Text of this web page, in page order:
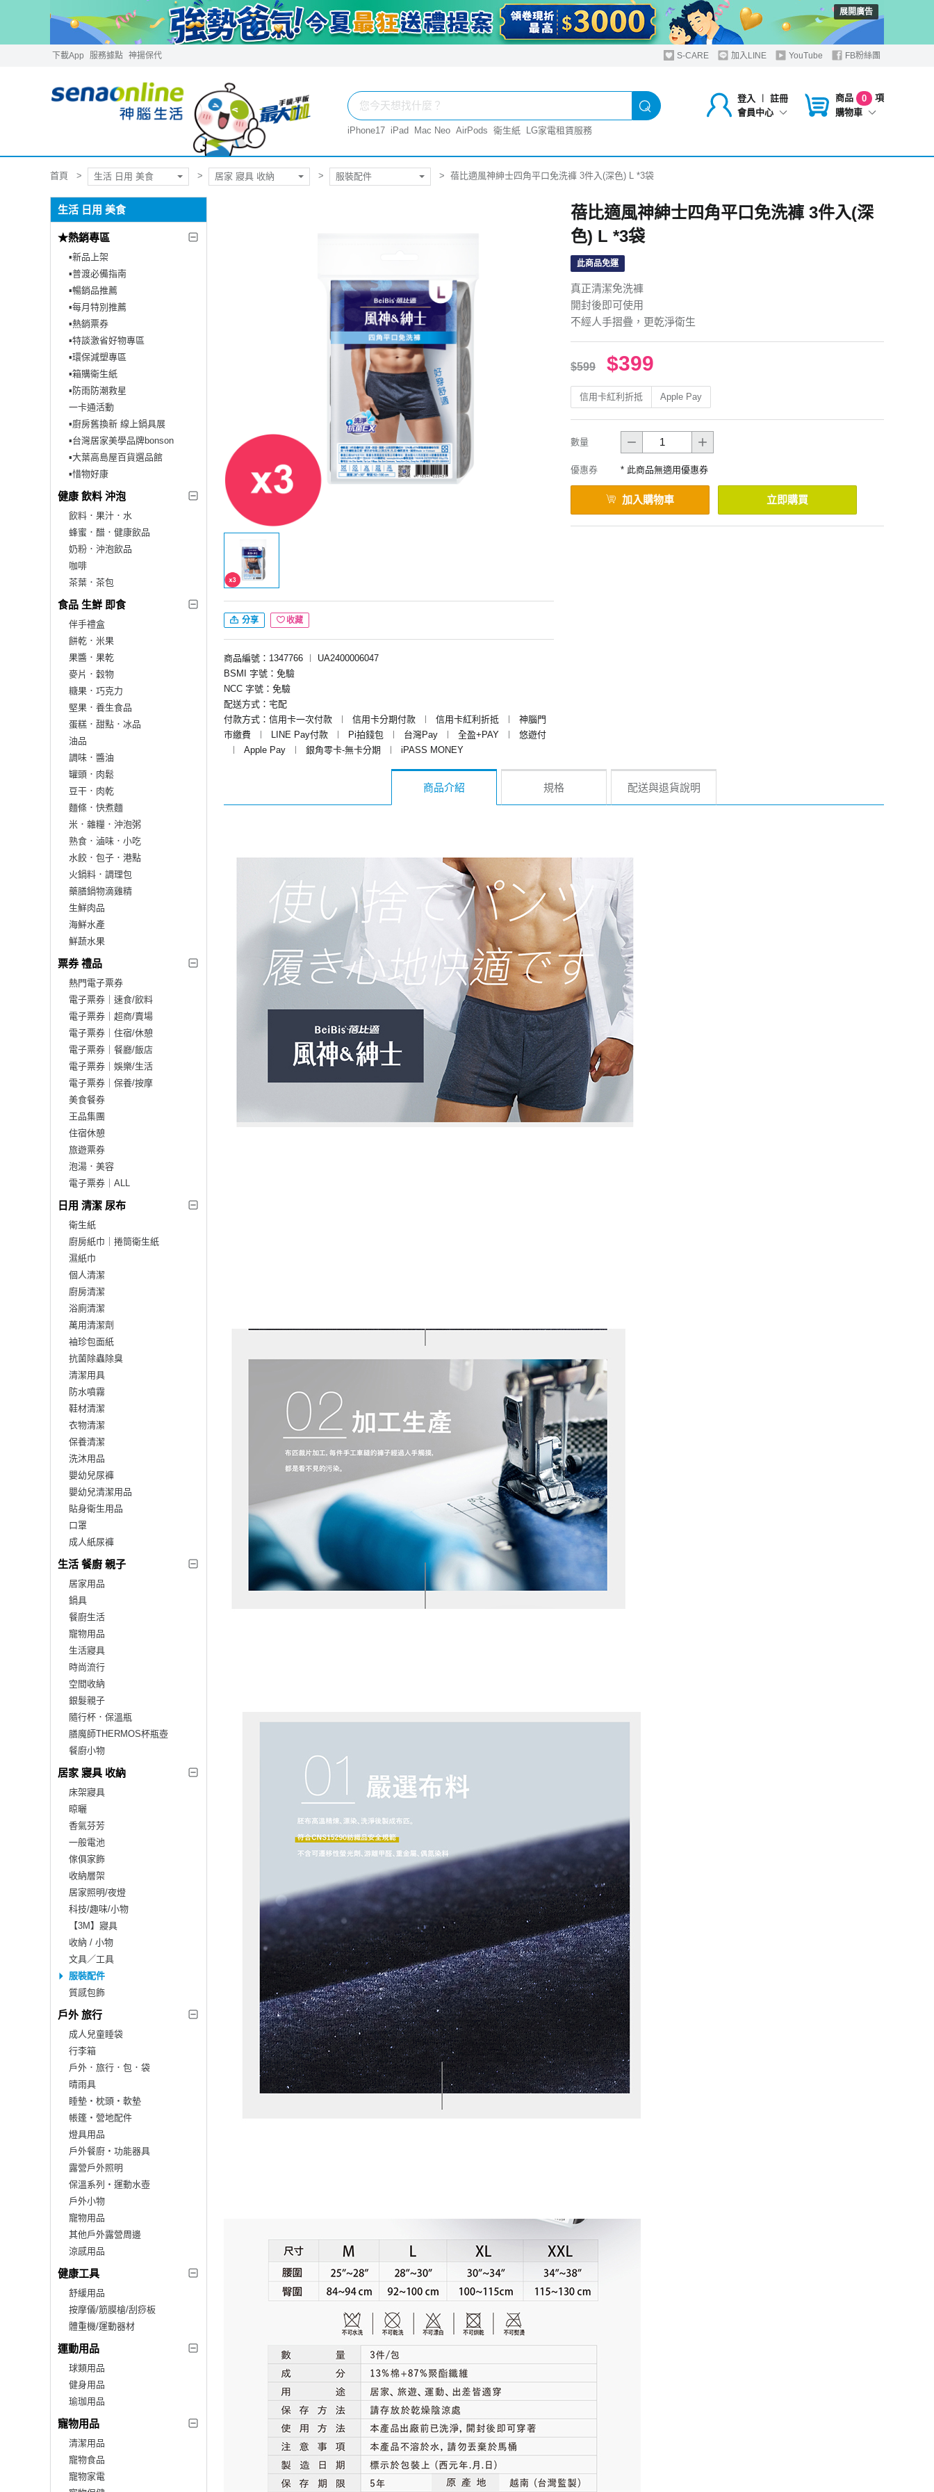
展開廣告
下載App 服務據點 神揚保代 S-CARE 加入LINE YouTube FB粉絲團
登入 ︱
註冊
會員中心
商品 0
項
購物車
iPhone17 iPad Mac Neo AirPods 衛生紙 LG家電租賃服務
首頁 生活 日用 美食 居家 寢具 收納 服裝配件 蓓比適風神紳士四角平口免洗褲 3件入(深色) L *3袋
生活 日用 美食
★熱銷專區
▪︎新品上架
▪︎普渡必備指南
▪︎暢銷品推薦
▪︎每月特別推薦
▪︎熱銷票券
▪︎特談激省好物專區
▪︎環保減塑專區
▪︎箱購衛生紙
▪︎防雨防潮救星
一卡通活動
▪︎廚房舊換新 線上鍋具展
▪︎台灣居家美學品牌bonson
▪︎大葉高島屋百貨選品館
▪︎惜物好康
健康 飲料 沖泡
飲料．果汁．水
蜂蜜．醋．健康飲品
奶粉．沖泡飲品
咖啡
茶葉．茶包
食品 生鮮 即食
伴手禮盒
餅乾．米果
果醬．果乾
麥片．穀物
糖果．巧克力
堅果．養生食品
蛋糕．甜點．冰品
油品
調味．醬油
罐頭．肉鬆
豆干．肉乾
麵條．快煮麵
米．雜糧．沖泡粥
熟食．滷味．小吃
水餃．包子．港點
火鍋料．調理包
藥膳鍋物滴雞精
生鮮肉品
海鮮水產
鮮蔬水果
票券 禮品
熱門電子票券
電子票券｜速食/飲料
電子票券｜超商/賣場
電子票券｜住宿/休憩
電子票券｜餐廳/飯店
電子票券｜娛樂/生活
電子票券｜保養/按摩
美食餐券
王品集團
住宿休憩
旅遊票券
泡湯．美容
電子票券｜ALL
日用 清潔 尿布
衛生紙
廚房紙巾｜捲筒衛生紙
濕紙巾
個人清潔
廚房清潔
浴廁清潔
萬用清潔劑
袖珍包面紙
抗菌除蟲除臭
清潔用具
防水噴霧
鞋材清潔
衣物清潔
保養清潔
洗沐用品
嬰幼兒尿褲
嬰幼兒清潔用品
貼身衛生用品
口罩
成人紙尿褲
生活 餐廚 親子
居家用品
鍋具
餐廚生活
寵物用品
生活寢具
時尚流行
空間收納
銀髮親子
隨行杯．保溫瓶
膳魔師THERMOS杯瓶壺
餐廚小物
居家 寢具 收納
床架寢具
晾曬
香氣芬芳
一般電池
傢俱家飾
收納層架
居家照明/夜燈
科技/趣味/小物
【3M】寢具
收納 / 小物
文具／工具
服裝配件
質感包飾
戶外 旅行
成人兒童睡袋
行李箱
戶外．旅行．包．袋
晴雨具
睡墊‧枕頭‧軟墊
帳篷‧營地配件
燈具用品
戶外餐廚‧功能器具
露營戶外照明
保溫系列‧運動水壺
戶外小物
寵物用品
其他戶外露營周邊
涼感用品
健康工具
舒緩用品
按摩儀/筋膜槍/刮痧板
體重機/運動器材
運動用品
球類用品
健身用品
瑜珈用品
寵物用品
清潔用品
寵物食品
寵物家電
分享 收藏
商品編號：1347766 ︱
UA2400006047
BSMI 字號：免驗
NCC 字號：免驗
配送方式：宅配
付款方式：信用卡一次付款
︱ 信用卡分期付款 ︱ 信用卡紅利折抵 ︱
神腦門
市繳費
︱ LINE Pay付款 ︱ Pi拍錢包 ︱ 台灣Pay ︱ 全盈+PAY ︱
悠遊付
︱
Apple Pay ︱ 銀角零卡-無卡分期 ︱ iPASS MONEY
蓓比適風神紳士四角平口免洗褲 3件入(深
色) L *3袋
此商品免運
真正清潔免洗褲
開封後即可使用
不經人手摺疊，更乾淨衛生
$599 $399
信用卡紅利折抵 Apple Pay
數量
優惠券 * 此商品無適用優惠券
加入購物車 立即購買
商品介紹 規格 配送與退貨說明